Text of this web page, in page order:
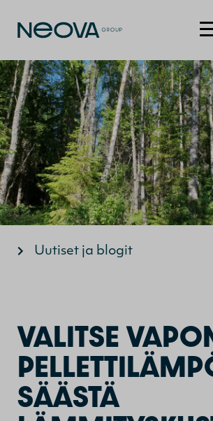
Hyppää
Uutiset ja blogit
VALITSE
SÄÄSTÄ